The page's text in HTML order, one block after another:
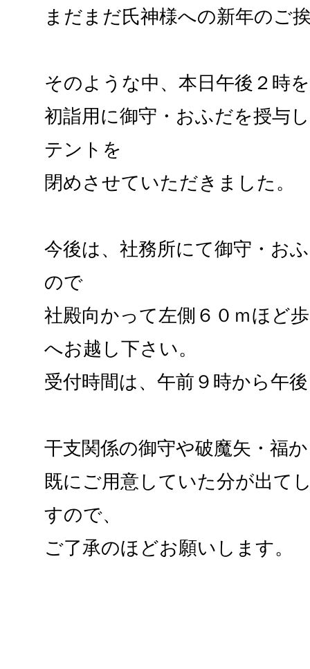
まだまだ氏神様への新年のご
そのような中、本日午後２時
初詣用に御守・おふだを授与
テントを
閉めさせていただきました。
今後は、社務所にて御守・お
ので
社殿向かって左側６０ｍほど
へお越し下さい。
受付時間は、午前９時から午
干支関係の御守や破魔矢・福
既にご用意していた分が出て
すので、
ご了承のほどお願いします。